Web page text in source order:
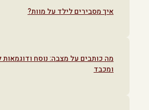
איך מסבירים לילד על מוות?
מה כותבים על מצבה: נוסח ודוגמאות
ומכבד